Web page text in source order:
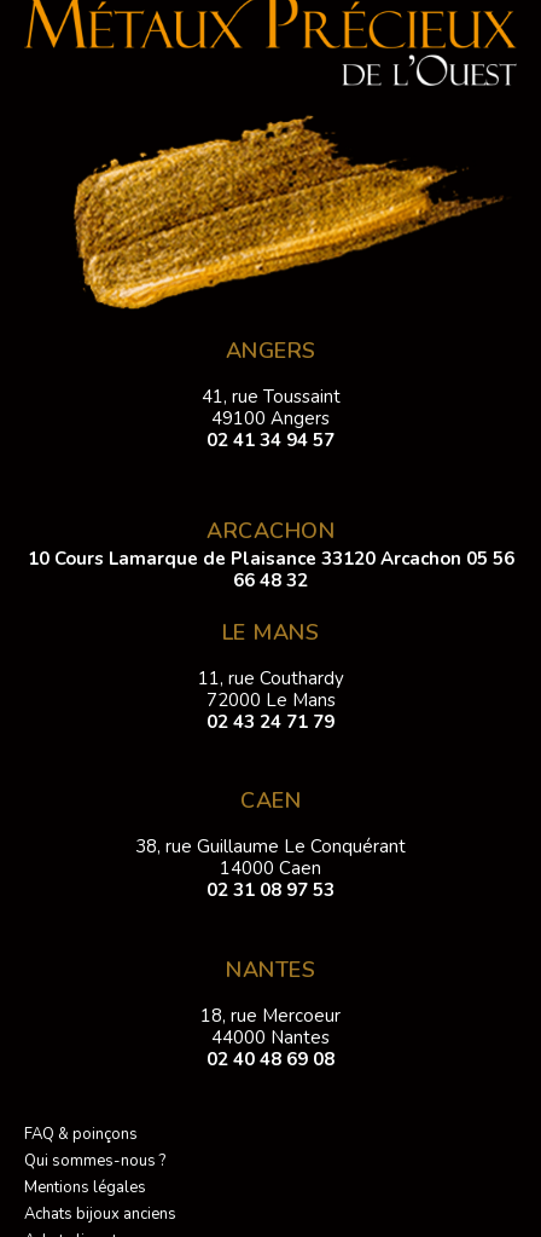
ANGERS
41, rue Toussaint
49100 Angers
02 41 34 94 57
ARCACHON
10 Cours Lamarque de Plaisance 33120 Arcachon 05 56
66 48 32
LE MANS
11, rue Couthardy
72000 Le Mans
02 43 24 71 79
CAEN
38, rue Guillaume Le Conquérant
14000 Caen
02 31 08 97 53
NANTES
18, rue Mercoeur
44000 Nantes
02 40 48 69 08
FAQ & poinçons
Qui sommes-nous ?
Mentions légales
Achats bijoux anciens